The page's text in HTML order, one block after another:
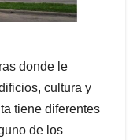
donde le
cultura y
tiene diferentes
de los